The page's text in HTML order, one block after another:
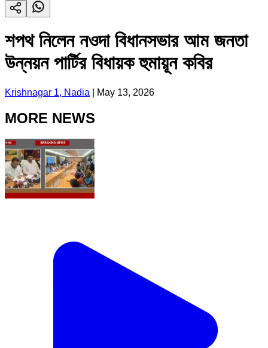
শপথ নিলেন নওদা বিধানসভার আম জনতা
উন্নয়ন পার্টির বিধায়ক হুমায়ূন কবির
Krishnagar 1, Nadia May 13, 2026
MORE NEWS